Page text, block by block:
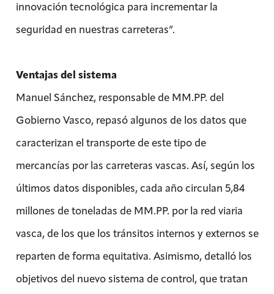
innovación tecnológica para incrementar la
seguridad en nuestras carreteras”.
Ventajas del sistema
Manuel Sánchez, responsable de MM.PP. del
Gobierno Vasco, repasó algunos de los datos que
caracterizan el transporte de este tipo de
mercancías por las carreteras vascas. Así, según los
últimos datos disponibles, cada año circulan 5,84
millones de toneladas de MM.PP. por la red viaria
vasca, de los que los tránsitos internos y externos se
reparten de forma equitativa. Asimismo, detalló los
objetivos del nuevo sistema de control, que tratan